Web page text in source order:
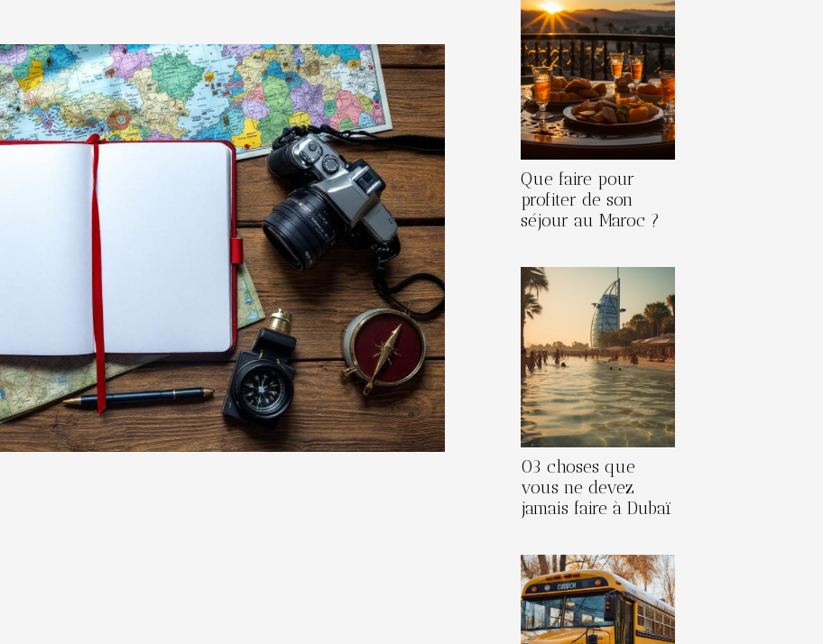
Que faire pour
profiter de son
séjour au Maroc ?
03 choses que
vous ne devez
jamais faire à Dubaï